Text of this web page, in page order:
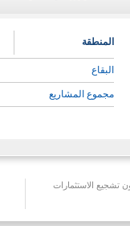
المنطقة
البقاع
مجموع المشاريع
تشجيع الاستثمارات